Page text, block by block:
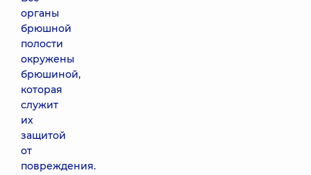
органы
брюшной
полости
окружены
брюшиной,
которая
служит
их
защитой
от
повреждения.